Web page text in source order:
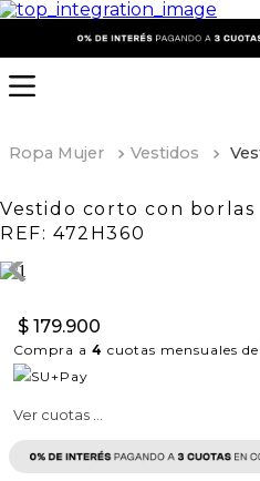
Ropa Mujer Vestidos
Vestido corto con borlas
REF: 472H360
$ 179.900
Compra a 4 cuotas mensuales de
Ver cuotas ...